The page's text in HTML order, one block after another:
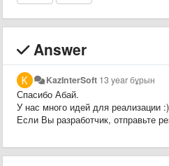
Answer
KazInterSoft 13 year бұрын
Спасибо Абай.
У нас много идей для реализации
Если Вы разработчик, отправьте